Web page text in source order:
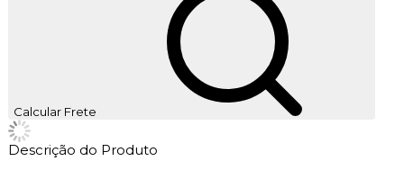
Calcular Frete
Descrição do Produto